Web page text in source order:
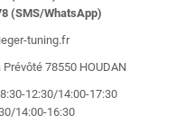
(SMS/WhatsApp)
tuning.fr
Prévôté 78550 HOUDAN
12:30/14:00-17:30
14:00-16:30